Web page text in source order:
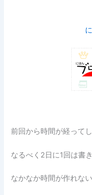
前回から時間が経って
なるべく2日に1回は書
なかなか時間が作れな